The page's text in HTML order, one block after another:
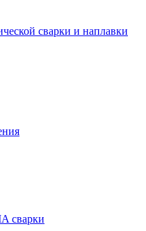
сварки и наплавки
сварки